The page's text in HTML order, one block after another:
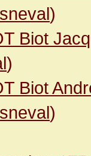
)
Biot
)
Biot
)